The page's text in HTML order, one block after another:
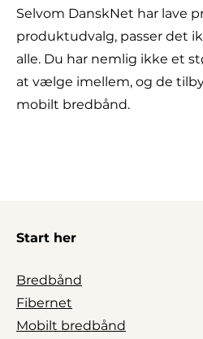
Selvom DanskNet har lave
produktudvalg, passer det
alle. Du har nemlig ikke et
at vælge imellem, og de
mobilt bredbånd.
Start her
Bredbånd
Fibernet
Mobilt bredbånd